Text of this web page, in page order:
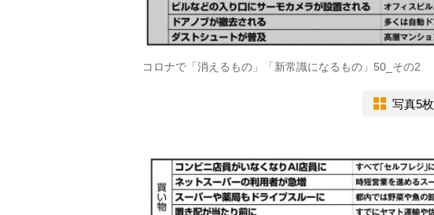
コロナで「消えるもの」「新常識になるもの」50_その2
写真5枚